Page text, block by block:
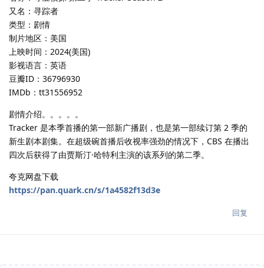
又名：寻踪者
类型：剧情
制片地区：美国
上映时间：2024(美国)
影视语言：英语
豆瓣ID：36796930
IMDb：tt31556952
剧情介绍。。。。。
Tracker 是本季首播的第一部新广播剧，也是第一部续订第 2 季的
新生剧本剧集。在超级碗首播后收视率强劲的情况下，CBS 在播出
四次后获得了由贾斯汀·哈特利主演的该系列的第二季。
夸克网盘下载
https://pan.quark.cn/s/1a4582f13d3e
回复